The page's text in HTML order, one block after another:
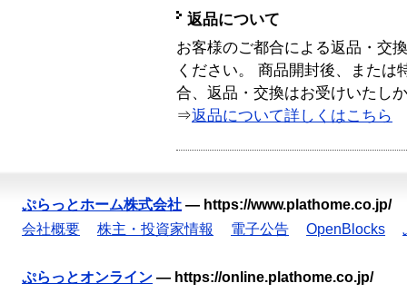
返品について
お客様のご都合による返品・交
ください。 商品開封後、または
合、返品・交換はお受けいたし
⇒返品について詳しくはこちら
ぷらっとホーム株式会社 — https://www.plathome.co.jp/
会社概要
株主・投資家情報 電子公告 OpenBlocks
ぷらっとオンライン — https://online.plathome.co.jp/